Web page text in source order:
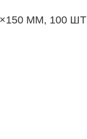
ММ, 100 ШТ